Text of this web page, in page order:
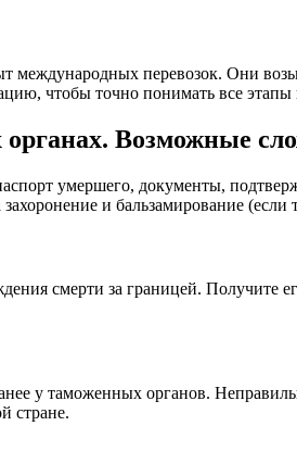
перевозок. Они
чтобы точно понимать все
Возможные
умершего, документы,
и бальзамирование (если
смерти за границей. Получите
у таможенных органов.
стране.